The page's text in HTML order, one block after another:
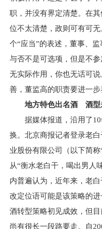
职，并没有界定清楚。在
位不太清楚，政则可有可
个“应当”的表述，董事、
与否不是可选项，但是不
无实际作用，你也无话可
善，董监高的职责要进一步
地方特色出名酒 酒型
据媒体报道，沿用了10
换。北京商报记者登录老
业股份有限公司（以下简
从“衡水老白干，喝出男人
内普遍认为，近年来，老
改定位语可能是该策略的
酒转型策略初见成效，但
尚有很长一段路要走。自